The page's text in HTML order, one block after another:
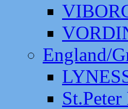
England/